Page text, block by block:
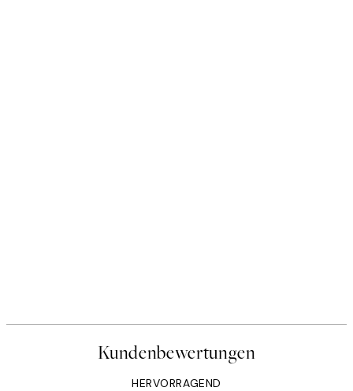
Kundenbewertungen
HERVORRAGEND